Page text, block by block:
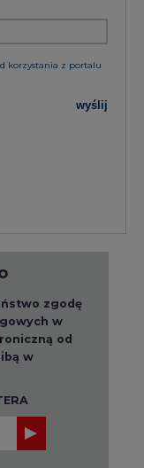
korzystania z portalu
wyślij
zgodę
w
od
w